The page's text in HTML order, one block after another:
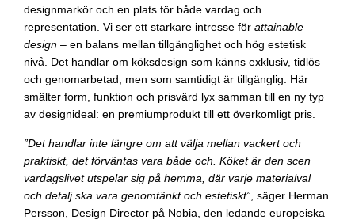
designmarkör och en plats för både vardag och
representation. Vi ser ett starkare intresse för attainable
design– en balans mellan tillgänglighet och hög estetisk
nivå. Det handlar om köksdesign som känns exklusiv, tidlös
och genomarbetad, men som samtidigt är tillgänglig. Här
smälter form, funktion och prisvärd lyx samman till en ny typ
av designideal: en premiumprodukt till ett överkomligt pris.
”Det handlar inte längre om att välja mellan vackert och
praktiskt, det förväntas vara både och. Köket är den scen
vardagslivet utspelar sig på hemma, där varje materialval
och detalj ska vara genomtänkt och estetiskt”, säger Herman
Persson, Design Director på Nobia, den ledande europeiska